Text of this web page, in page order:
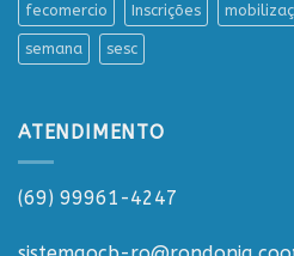
fecomercio Inscrições
semana sesc
ATENDIMENTO
(69) 99961-4247